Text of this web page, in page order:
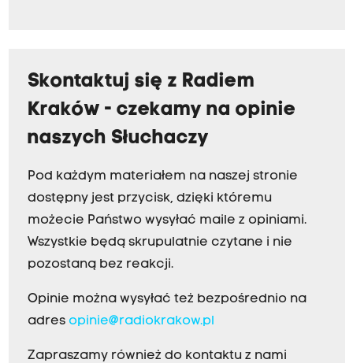
Skontaktuj się z Radiem
Kraków - czekamy na opinie
naszych Słuchaczy
Pod każdym materiałem na naszej stronie
dostępny jest przycisk, dzięki któremu
możecie Państwo wysyłać maile z opiniami.
Wszystkie będą skrupulatnie czytane i nie
pozostaną bez reakcji.
Opinie można wysyłać też bezpośrednio na
adres opinie@radiokrakow.pl
Zapraszamy również do kontaktu z nami